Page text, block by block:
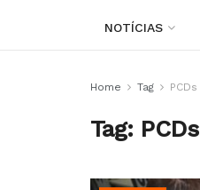
NOTÍCIAS
Home Tag PCDs
Tag: PCDs